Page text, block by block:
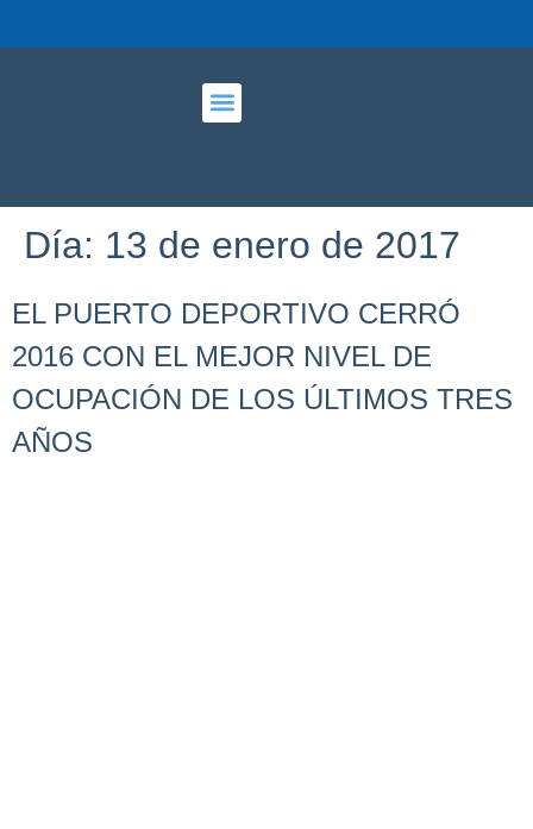
Día: 13 de enero de 2017
EL PUERTO DEPORTIVO CERRÓ
2016 CON EL MEJOR NIVEL DE
OCUPACIÓN DE LOS ÚLTIMOS TRES
AÑOS